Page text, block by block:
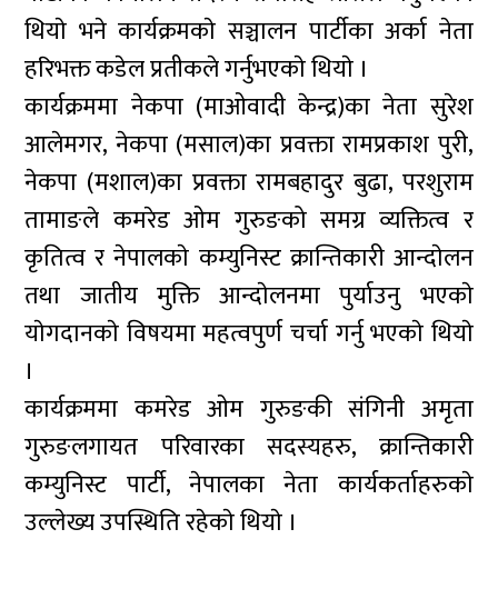
थियाे भने कार्यक्रमकाे सञ्चालन पार्टीका अर्का नेता
हरिभक्त कडेल प्रतीकले गर्नुभएकाे थियाे ।
कार्यक्रममा नेकपा (माओवादी केन्द्र)का नेता सुरेश
आलेमगर, नेकपा (मसाल)का प्रवक्ता रामप्रकाश पुरी,
नेकपा (मशाल)का प्रवक्ता रामबहादुर बुढा, परशुराम
तामाङले कमरेड ओम गुरुङको समग्र व्यक्तित्व र
कृतित्व र नेपालकाे कम्युनिस्ट क्रान्तिकारी आन्दाेलन
तथा जातीय मुक्ति आन्दाेलनमा पुर्याउनु भएकाे
याेगदानकाे विषयमा महत्वपुर्ण चर्चा गर्नु भएकाे थियाे
।
कार्यक्रममा कमरेड ओम गुरुङकी संगिनी अमृता
गुरुङलगायत परिवारका सदस्यहरु, क्रान्तिकारी
कम्युनिस्ट पार्टी, नेपालका नेता कार्यकर्ताहरुकाे
उल्लेख्य उपस्थिति रहेकाे थियाे ।